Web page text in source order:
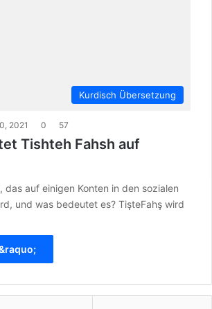
Kurdisch Übersetzung
2021 0 57
Tishteh Fahsh auf
das auf einigen Konten in den sozialen
und was bedeutet es? TişteFahş wird